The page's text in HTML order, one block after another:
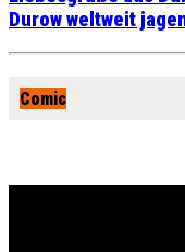
Durow weltweit
Comic